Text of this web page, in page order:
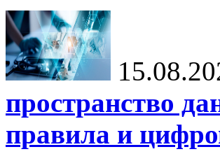
пространство
правила и